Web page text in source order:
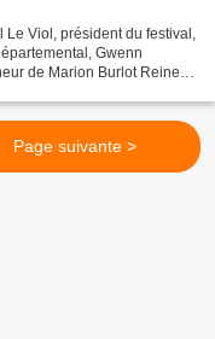
Le Viol, président du festival,
Gwenn
de Marion Burlot Reine
Page suivante >